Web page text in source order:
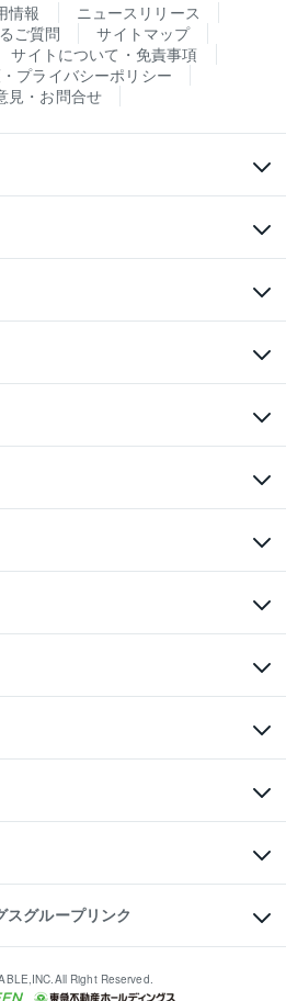
情報
ニュースリリース
ご質問
サイトマップ
サイトについて・免責事項
プライバシーポリシー
見・お問合せ
）
」
アポリシー
品取引専用の相談・お問い合わせ窓口）
メールなどの送付停止について
貨店のブライダルクラブ
ブルスタッフ株式会社まで
れものセレクション
スグループリンク
Right Reserved.